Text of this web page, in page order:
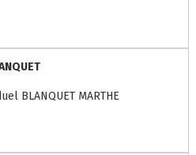
BLANQUET MARTHE